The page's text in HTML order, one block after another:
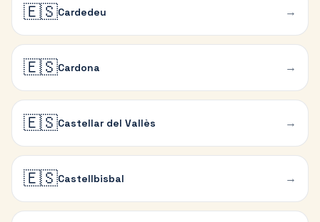
🇪🇸Cardedeu →
🇪🇸Cardona →
🇪🇸Castellar del Vallès →
🇪🇸Castellbisbal →